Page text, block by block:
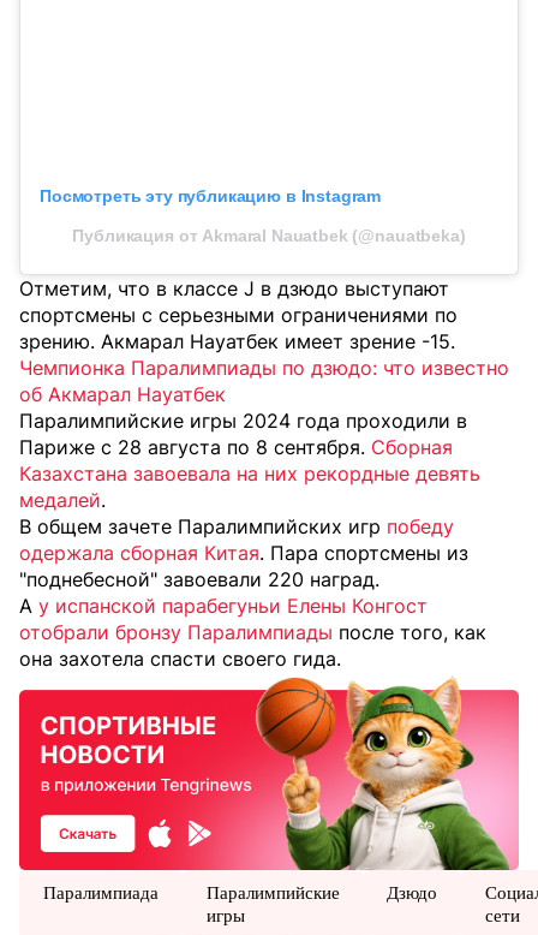
Посмотреть эту публикацию в Instagram
Публикация от Akmaral Nauatbek (@nauatbeka)
Отметим, что в классе J в дзюдо выступают
спортсмены с серьезными ограничениями по
зрению. Акмарал Науатбек имеет зрение -15.
Чемпионка Паралимпиады по дзюдо: что известно
об Акмарал Науатбек
Паралимпийские игры 2024 года проходили в
Париже с 28 августа по 8 сентября. Сборная
Казахстана завоевала на них рекордные девять
медалей.
В общем зачете Паралимпийских игр победу
одержала сборная Китая. Пара спортсмены из
"поднебесной" завоевали 220 наград.
А у испанской парабегуньи Елены Конгост
отобрали бронзу Паралимпиады после того, как
она захотела спасти своего гида.
Паралимпиада
Паралимпийские
игры
Дзюдо
сети